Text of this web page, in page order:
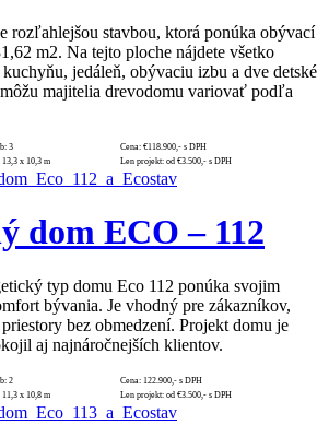
rozľahlejšou stavbou, ktorá ponúka obývací
m2. Na tejto ploche nájdete všetko
jedáleň, obývaciu izbu a dve detské
majitelia drevodomu variovať podľa
3 Cena: €118.900,- s DPH
13,3 x 10,3 m Len projekt: od €3.500,- s DPH
dom ECO – 112
typ domu Eco 112 ponúka svojim
bývania. Je vhodný pre zákazníkov,
bez obmedzení. Projekt domu je
aj najnáročnejších klientov.
2 Cena: 122.900,- s DPH
11,3 x 10,8 m Len projekt: od €3.500,- s DPH